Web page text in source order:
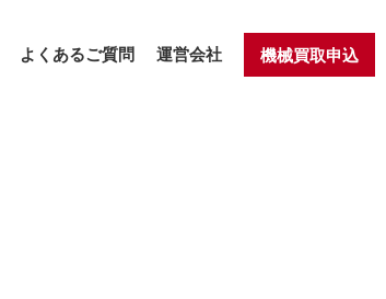
よくあるご質問 運営会社 機械買取申込